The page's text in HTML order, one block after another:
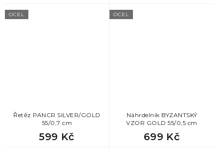
OCEL
Řetěz PANCR SILVER/GOLD
55/0,7 cm
599 Kč
OCEL
Náhrdelník BYZANTSKÝ
VZOR GOLD 55/0,5 cm
699 Kč